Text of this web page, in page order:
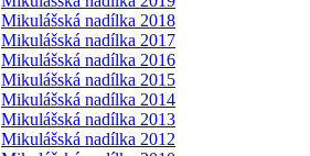
Mikulášská nadílka 2018
Mikulášská nadílka 2017
Mikulášská nadílka 2016
Mikulášská nadílka 2015
Mikulášská nadílka 2014
Mikulášská nadílka 2013
Mikulášská nadílka 2012